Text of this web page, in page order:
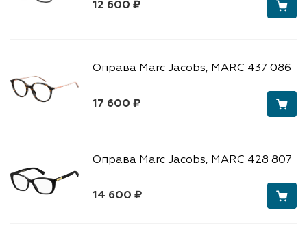
12 600 ₽
17 600 ₽
Оправа Marc Jacobs, MARC 437 086
14 600 ₽
Оправа Marc Jacobs, MARC 428 807